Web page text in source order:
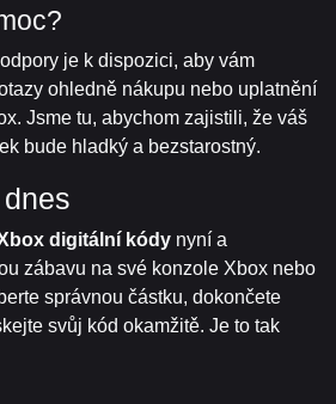
je k dispozici, aby vám
ohledně nákupu nebo uplatnění
Jsme tu, abychom zajistili, že váš
bude hladký a bezstarostný.
digitální kódy nyní a
zábavu na své konzole Xbox nebo
správnou částku, dokončete
svůj kód okamžitě. Je to tak